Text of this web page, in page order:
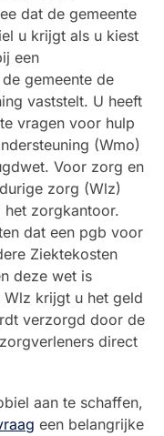
dat de gemeente
u krijgt als u kiest
een
gemeente de
vaststelt. U heeft
vragen voor hulp
(Wmo)
Voor zorg en
zorg (Wlz)
het zorgkantoor.
dat een pgb voor
Ziektekosten
deze wet is
krijgt u het geld
verzorgd door de
direct
aan te schaffen,
een belangrijke